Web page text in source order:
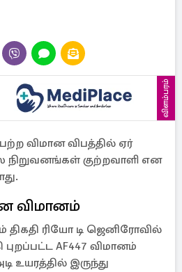
விளம்பரம்
விமான விபத்தில் ஏர்
நிறுவனங்கள் குற்றவாளி என
விமானம்
ரியோ டி ஜெனிரோவில்
AF447 விமானம்
உயரத்தில் இருந்து